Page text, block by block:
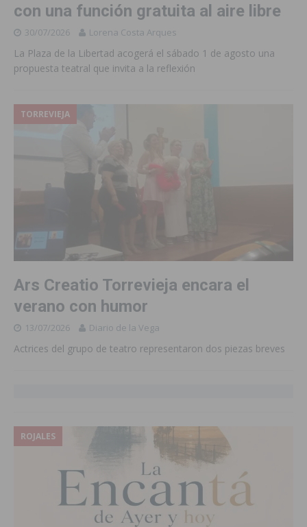
con una función gratuita al aire libre
30/07/2026 Lorena Costa Arques
La Plaza de la Libertad acogerá el sábado 1 de agosto una
propuesta teatral que invita a la reflexión
TORREVIEJA
Ars Creatio Torrevieja encara el
verano con humor
13/07/2026 Diario de la Vega
Actrices del grupo de teatro representaron dos piezas breves
ROJALES